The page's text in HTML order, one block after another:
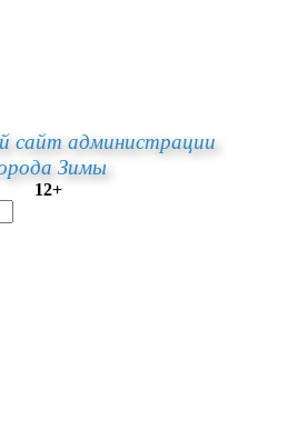
сайт администрации
Зимы
12+